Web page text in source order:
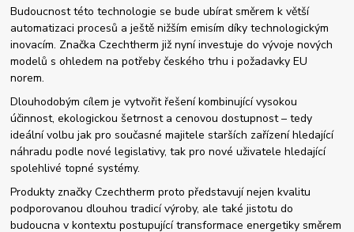
Budoucnost této technologie se bude ubírat směrem k větší
automatizaci procesů a ještě nižším emisím díky technologickým
inovacím. Značka Czechtherm již nyní investuje do vývoje nových
modelů s ohledem na potřeby českého trhu i požadavky EU
norem.
Dlouhodobým cílem je vytvořit řešení kombinující vysokou
účinnost, ekologickou šetrnost a cenovou dostupnost – tedy
ideální volbu jak pro současné majitele starších zařízení hledající
náhradu podle nové legislativy, tak pro nové uživatele hledající
spolehlivé topné systémy.
Produkty značky Czechtherm proto představují nejen kvalitu
podporovanou dlouhou tradicí výroby, ale také jistotu do
budoucna v kontextu postupující transformace energetiky směrem